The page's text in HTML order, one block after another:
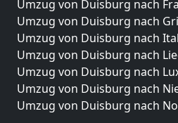
Umzug von Duisburg nach
Umzug von Duisburg nach
Umzug von Duisburg nach
Umzug von Duisburg nach
Umzug von Duisburg nach
Umzug von Duisburg nach
Umzug von Duisburg nach